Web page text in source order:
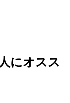
にオスス